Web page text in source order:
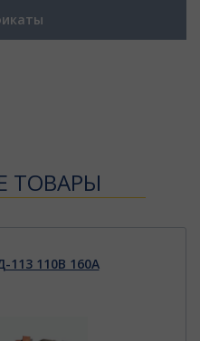
ТОВАРЫ
110В 160А